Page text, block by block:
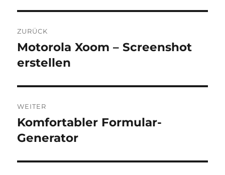
ZURÜCK
Vorheriger
Beitrag:
Motorola Xoom – Screenshot
erstellen
WEITER
Nächster
Beitrag:
Komfortabler Formular-
Generator